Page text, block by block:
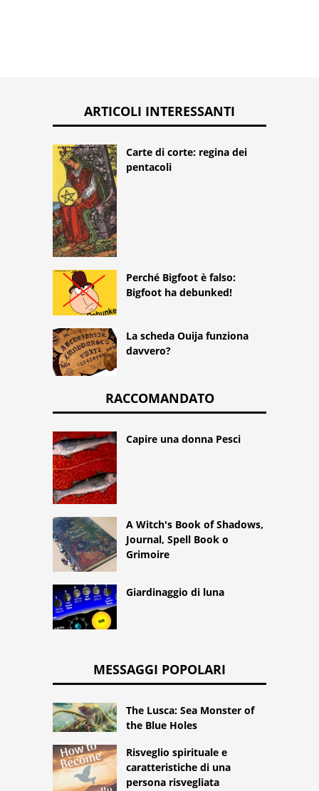
ARTICOLI INTERESSANTI
Carte di corte: regina dei
pentacoli
Perché Bigfoot è falso:
Bigfoot ha debunked!
La scheda Ouija funziona
davvero?
RACCOMANDATO
Capire una donna Pesci
A Witch's Book of Shadows,
Journal, Spell Book o
Grimoire
Giardinaggio di luna
MESSAGGI POPOLARI
The Lusca: Sea Monster of
the Blue Holes
Risveglio spirituale e
caratteristiche di una
persona risvegliata